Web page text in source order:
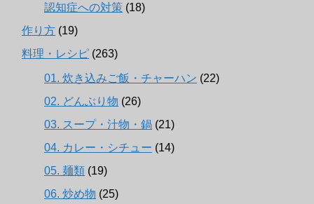
認知症への対策 (18)
作り方 (19)
料理・レシピ (263)
01. 炊き込みご飯・チャーハン (22)
02. どんぶり物 (26)
03. スープ・汁物・鍋 (21)
04. カレー・シチュー (14)
05. 麺類 (19)
06. 炒め物 (25)